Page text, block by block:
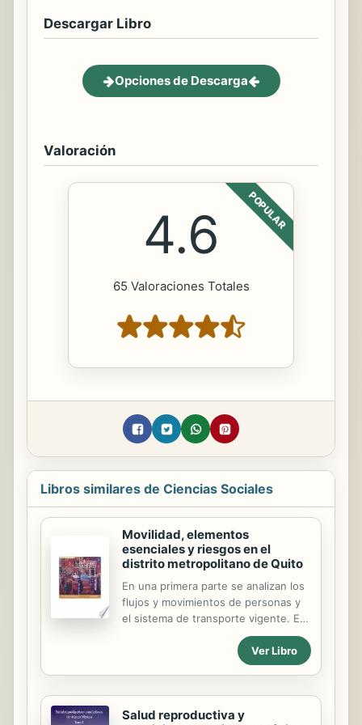
Descargar Libro
Opciones de Descarga
Valoración
POPULAR
4.6
65 Valoraciones Totales
Libros similares de Ciencias Sociales
Movilidad, elementos
esenciales y riesgos en el
distrito metropolitano de Quito
En una primera parte se analizan los
flujos y movimientos de personas y
el sistema de transporte vigente. En
una segunda parte se identifican y
localizan las infraestructuras clave de
la movilidad. R continuación se
vulnerabilidad de estas
infraestructuras y finalmente, se
Ver Libro
Salud reproductiva y